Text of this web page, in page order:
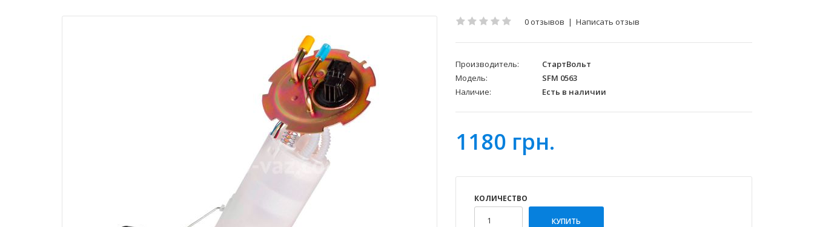
0 отзывов | Написать отзыв
Производитель:
СтартВольт
Модель:
SFM 0563
Наличие:
Есть в наличии
1180 грн.
КОЛИЧЕСТВО